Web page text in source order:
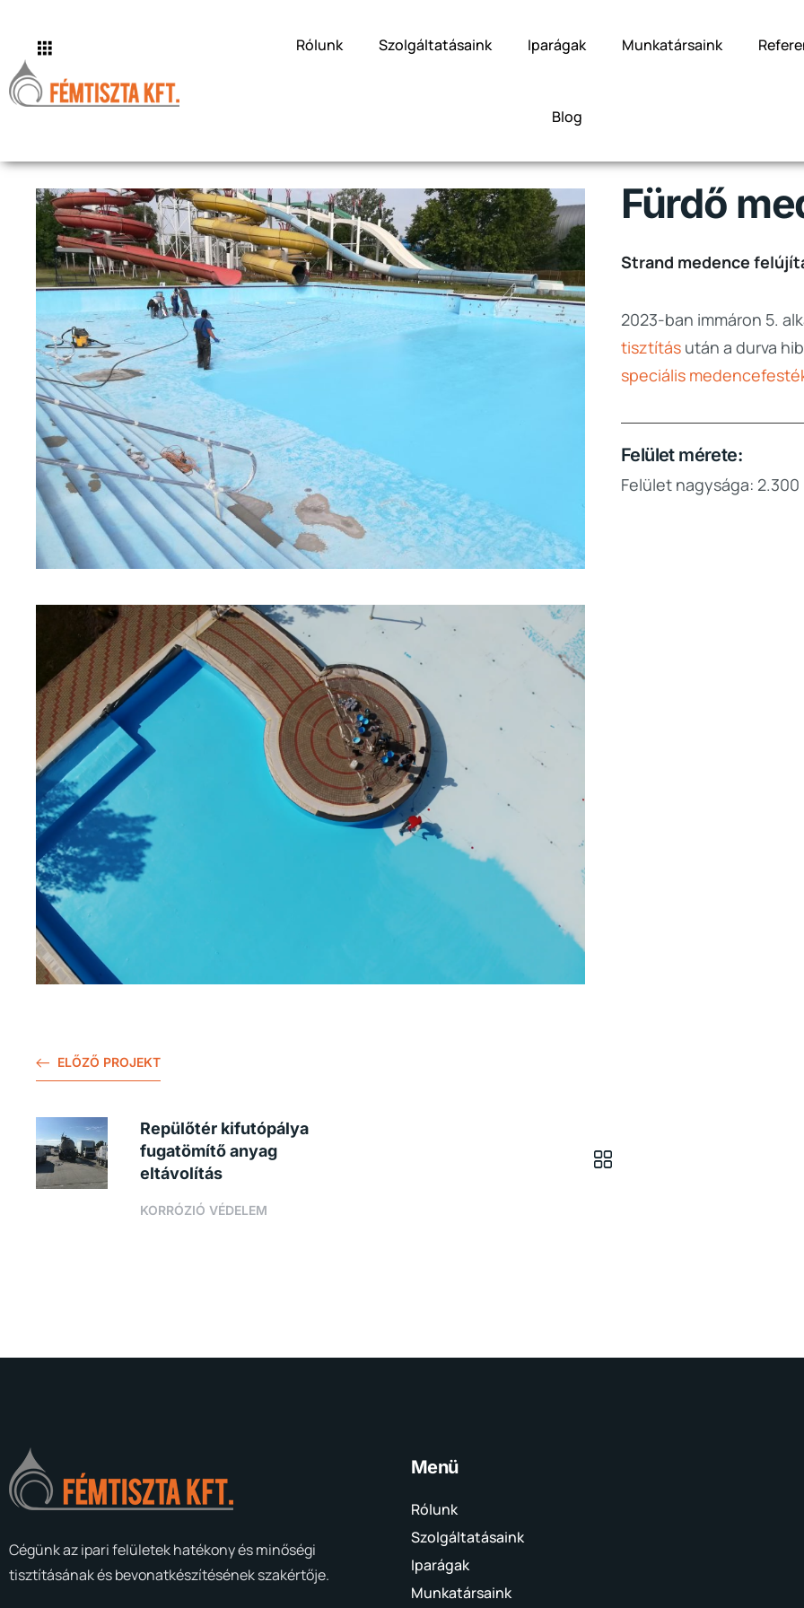
Rólunk Szolgáltatásaink Iparágak Munkatársaink
Blog
Fürdő
Strand medence
2023-ban immáron 5.
tisztítás után a durva
speciális
Felület mérete:
Felület nagysága: 2.300
ELŐZŐ PROJEKT
Repülőtér kifutópálya
fugatömítő anyag
eltávolítás
KORRÓZIÓ VÉDELEM
Cégünk az ipari felületek hatékony és minőségi
tisztításának és bevonatkészítésének szakértője.
Menü
Rólunk
Szolgáltatásaink
Iparágak
Munkatársaink